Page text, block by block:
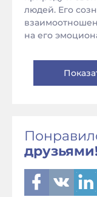
людей. Его
на его